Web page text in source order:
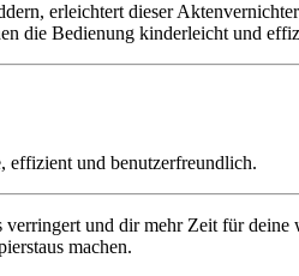
erleichtert dieser
die Bedienung kinderleicht und
und dir mehr Zeit für
machen.